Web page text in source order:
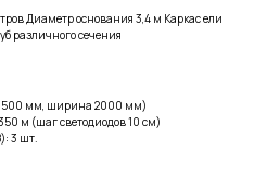
Диаметр основания 3,4 м Каркас ели
различного сечения
1500 мм, ширина 2000 мм)
м (шаг светодиодов 10 см)
3 шт.